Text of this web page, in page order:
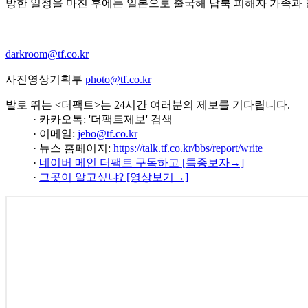
방한 일정을 마친 후에는 일본으로 출국해 납북 피해자 가족과
darkroom@tf.co.kr
사진영상기획부 photo@tf.co.kr
발로 뛰는 <더팩트>는 24시간 여러분의 제보를 기다립니다.
· 카카오톡: '더팩트제보' 검색
· 이메일: jebo@tf.co.kr
· 뉴스 홈페이지: https://talk.tf.co.kr/bbs/report/write
· 네이버 메인 더팩트 구독하고 [특종보자→]
· 그곳이 알고싶냐? [영상보기→]